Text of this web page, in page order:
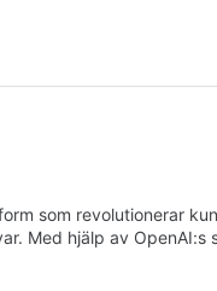
som revolutionerar
Med hjälp av OpenAI:s